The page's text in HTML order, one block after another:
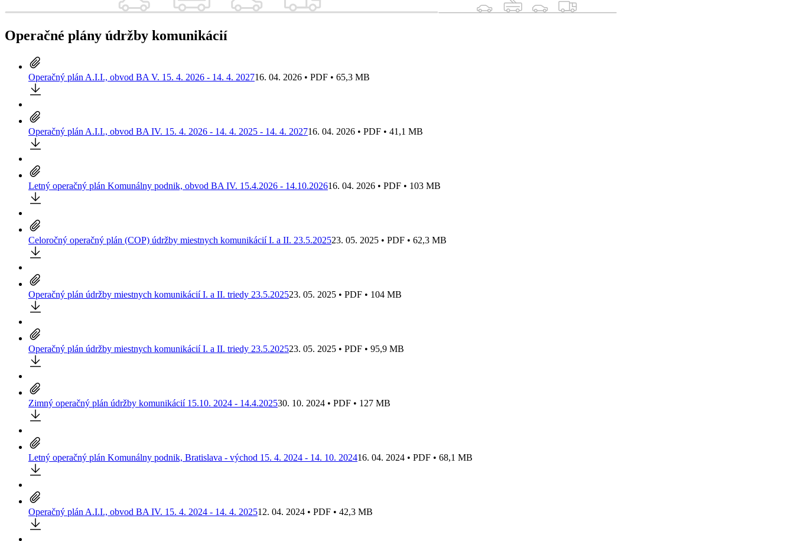
Operačné plány údržby komunikácií
Operačný plán A.I.I., obvod BA V. 15. 4. 2026 - 14. 4. 202716. 04. 2026 • PDF • 65,3 MB
Operačný plán A.I.I., obvod BA IV. 15. 4. 2026 - 14. 4. 2025 - 14. 4. 202716. 04. 2026 • PDF • 41,1 MB
Letný operačný plán Komunálny podnik, obvod BA IV. 15.4.2026 - 14.10.202616. 04. 2026 • PDF • 103 MB
Celoročný operačný plán (COP) údržby miestnych komunikácií I. a II. 23.5.202523. 05. 2025 • PDF • 62,3 MB
Operačný plán údržby miestnych komunikácií I. a II. triedy 23.5.202523. 05. 2025 • PDF • 104 MB
Operačný plán údržby miestnych komunikácií I. a II. triedy 23.5.202523. 05. 2025 • PDF • 95,9 MB
Zimný operačný plán údržby komunikácií 15.10. 2024 - 14.4.202530. 10. 2024 • PDF • 127 MB
Letný operačný plán Komunálny podnik, Bratislava - východ 15. 4. 2024 - 14. 10. 202416. 04. 2024 • PDF • 68,1 MB
Operačný plán A.I.I., obvod BA IV. 15. 4. 2024 - 14. 4. 202512. 04. 2024 • PDF • 42,3 MB